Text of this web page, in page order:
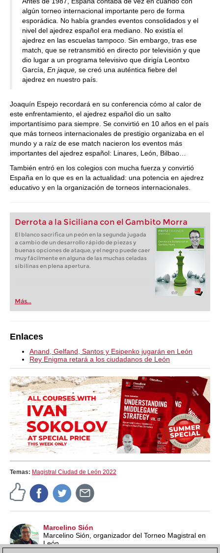
algún torneo internacional importante pero de forma
esporádica. No había grandes eventos consolidados y el
nivel del ajedrez español era mediano. No existía el
ajedrez en las escuelas tampoco. Sin embargo, tras ese
match, que se retransmitió en directo por televisión y que
dio lugar a un programa televisivo que dirigía Leontxo
García, En jaque, se creó una auténtica fiebre del
ajedrez en nuestro país.
Joaquín Espejo recordará en su conferencia cómo al calor de
este enfrentamiento, el ajedrez español dio un salto
importantísimo para siempre. Se convirtió en 10 años en el país
que más torneos internacionales de prestigio organizaba en el
mundo y a raíz de ese match nacieron los eventos más
importantes del ajedrez español: Linares, León, Bilbao…
También entró en los colegios con mucha fuerza y convirtió
España en lo que es en la actualidad: una potencia en ajedrez
educativo y en la organización de torneos internacionales.
Derrota a la Siciliana con el Gambito Morra
El blanco sacrifica un peón en la segunda jugada
a cambio de un desarrollo rápido de piezas y
buenas opciones de ataque, y el negro puede caer
muy fácilmente en alguna de las muchas celadas
sibilinas en plena apertura.
Más...
Enlaces
Anand, Gelfand, Santos y Esipenko jugarán en León
Rey Enigma retará a los ciudadanos de León
Temas: Magistral Ciudad de León 2022
Marcelino Sión
Marcelino Sión, organizador del Torneo Magistral en
León